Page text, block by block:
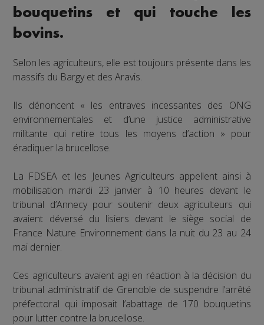
bouquetins et qui touche les
bovins.
Selon les agriculteurs, elle est toujours présente dans les
massifs du Bargy et des Aravis.
Ils dénoncent « les entraves incessantes des ONG
environnementales et d’une justice administrative
militante qui retire tous les moyens d’action » pour
éradiquer la brucellose.
La FDSEA et les Jeunes Agriculteurs appellent ainsi à
mobilisation mardi 23 janvier à 10 heures devant le
tribunal d’Annecy pour soutenir deux agriculteurs qui
avaient déversé du lisiers devant le siège social de
France Nature Environnement dans la nuit du 23 au 24
mai dernier.
Ces agriculteurs avaient agi en réaction à la décision du
tribunal administratif de Grenoble de suspendre l’arrêté
préfectoral qui imposait l’abattage de 170 bouquetins
pour lutter contre la brucellose.